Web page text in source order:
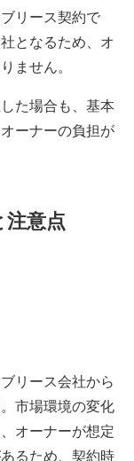
リース契約で
となるため、オ
ません。
た場合も、基本
ーナーの負担が
注意点
リース会社から
市場環境の変化
オーナーが想定
るため、契約時